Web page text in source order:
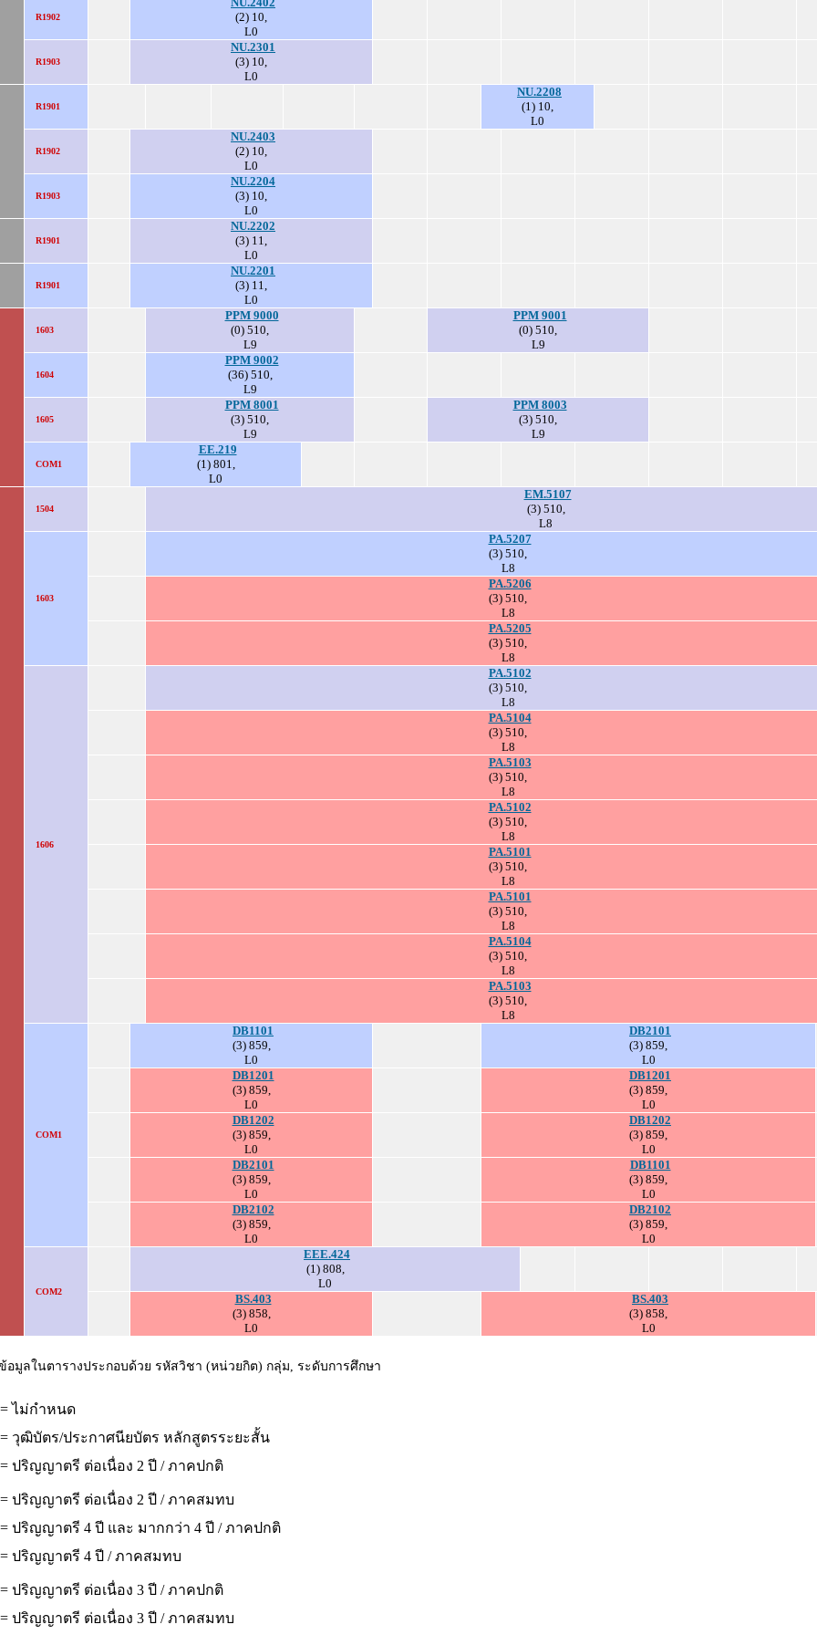
R1902
(2) 10,
L0
R1903
NU.2301
(3) 10,
L0
R1901
NU.2208
(1) 10,
L0
R1902
NU.2403
(2) 10,
L0
R1903
NU.2204
(3) 10,
L0
R1901
NU.2202
(3) 11,
L0
R1901
NU.2201
(3) 11,
L0
1603
PPM 9000
(0) 510,
L9
PPM 9001
(0) 510,
L9
1604
PPM 9002
(36) 510,
L9
1605
PPM 8001
(3) 510,
L9
PPM 8003
(3) 510,
L9
COM1
EE.219
(1) 801,
L0
1504
EM.5107
(3) 510,
L8
1603
PA.5207
(3) 510,
L8
PA.5206
(3) 510,
L8
PA.5205
(3) 510,
L8
1606
PA.5102
(3) 510,
L8
PA.5104
(3) 510,
L8
PA.5103
(3) 510,
L8
PA.5102
(3) 510,
L8
PA.5101
(3) 510,
L8
PA.5101
(3) 510,
L8
PA.5104
(3) 510,
L8
PA.5103
(3) 510,
L8
COM1
DB1101
(3) 859,
L0
DB2101
(3) 859,
L0
DB1201
(3) 859,
L0
DB1201
(3) 859,
L0
DB1202
(3) 859,
L0
DB1202
(3) 859,
L0
DB2101
(3) 859,
L0
DB1101
(3) 859,
L0
DB2102
(3) 859,
L0
DB2102
(3) 859,
L0
COM2
EEE.424
(1) 808,
L0
BS.403
(3) 858,
L0
BS.403
(3) 858,
L0
อมูลในตารางประกอบด้วย รหัสวิชา (หน่วยกิต) กลุ่ม, ระดับการศึกษา
ไม่กำหนด
วุฒิบัตร/ประกาศนียบัตร หลักสูตรระยะสั้น
ปริญญาตรี ต่อเนื่อง 2 ปี / ภาคปกติ
ปริญญาตรี ต่อเนื่อง 2 ปี / ภาคสมทบ
ปริญญาตรี 4 ปี และ มากกว่า 4 ปี / ภาคปกติ
ปริญญาตรี 4 ปี / ภาคสมทบ
ปริญญาตรี ต่อเนื่อง 3 ปี / ภาคปกติ
ปริญญาตรี ต่อเนื่อง 3 ปี / ภาคสมทบ